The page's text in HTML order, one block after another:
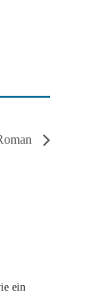
ein